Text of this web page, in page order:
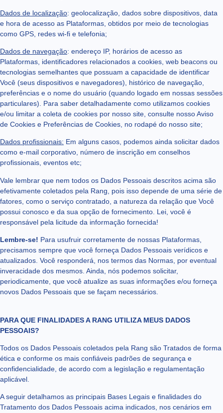
Dados de localização: geolocalização, dados sobre dispositivos, data
e hora de acesso as Plataformas, obtidos por meio de tecnologias
como GPS, redes wi-fi e telefonia;
Dados de navegação: endereço IP, horários de acesso as
Plataformas, identificadores relacionados a cookies, web beacons ou
tecnologias semelhantes que possuam a capacidade de identificar
Você (seus dispositivos e navegadores), histórico de navegação,
preferências e o nome do usuário (quando logado em nossas sessões
particulares). Para saber detalhadamente como utilizamos cookies
e/ou limitar a coleta de cookies por nosso site, consulte nosso Aviso
de Cookies e Preferências de Cookies, no rodapé do nosso site;
Dados profissionais: Em alguns casos, podemos ainda solicitar dados
como e-mail corporativo, número de inscrição em conselhos
profissionais, eventos etc;
Vale lembrar que nem todos os Dados Pessoais descritos acima são
efetivamente coletados pela Rang, pois isso depende de uma série de
fatores, como o serviço contratado, a natureza da relação que Você
possui conosco e da sua opção de fornecimento. Lei, você é
responsável pela licitude da informação fornecida!
Lembre-se! Para usufruir corretamente de nossas Plataformas,
precisamos sempre que você forneça Dados Pessoais verídicos e
atualizados. Você responderá, nos termos das Normas, por eventual
inveracidade dos mesmos. Ainda, nós podemos solicitar,
periodicamente, que você atualize as suas informações e/ou forneça
novos Dados Pessoais que se façam necessários.
PARA QUE FINALIDADES A RANG UTILIZA MEUS DADOS
PESSOAIS?
Todos os Dados Pessoais coletados pela Rang são Tratados de forma
ética e conforme os mais confiáveis padrões de segurança e
confidencialidade, de acordo com a legislação e regulamentação
aplicável.
A seguir detalhamos as principais Bases Legais e finalidades do
Tratamento dos Dados Pessoais acima indicados, nos cenários em